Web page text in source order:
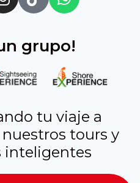
grupo!
tu viaje a
tours y
inteligentes